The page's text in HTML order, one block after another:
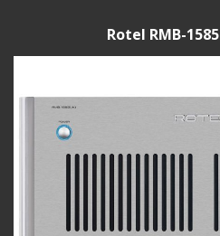
Rotel RMB-